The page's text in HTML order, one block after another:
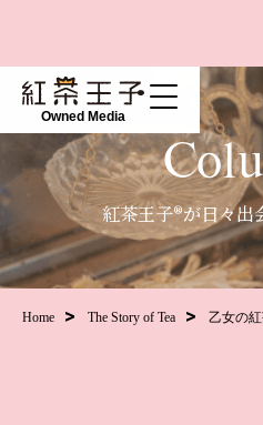
Owned Media
紅茶王子®が日々出
Home The Story of Tea 乙女の紅